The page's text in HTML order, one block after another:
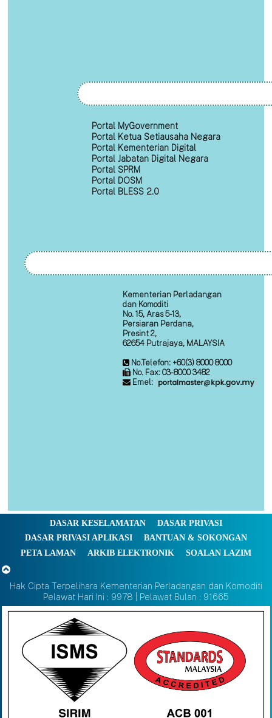
Portal MyGovernment
Portal Ketua Setiausaha Negara
Portal Kementerian Digital
Portal Jabatan Digital Negara
Portal SPRM
Portal DOSM
Portal BLESS 2.0
Kementerian Perladangan
dan Komoditi
No. 15, Aras 5-13,
Persiaran Perdana,
Presint 2,
62654 Putrajaya, MALAYSIA
No.Telefon: +60(3) 8000 8000
No. Fax: 03-8000 3482
Emel:
DASAR KESELAMATAN
DASAR PRIVASI
DASAR PRIVASI APLIKASI
BANTUAN & SOKONGAN
PETA LAMAN
ARKIB ELEKTRONIK SOALAN LAZIM
Hak Cipta Terpelihara Kementerian Perladangan dan Komoditi
Pelawat Hari Ini : 9978 | Pelawat Bulan : 91665